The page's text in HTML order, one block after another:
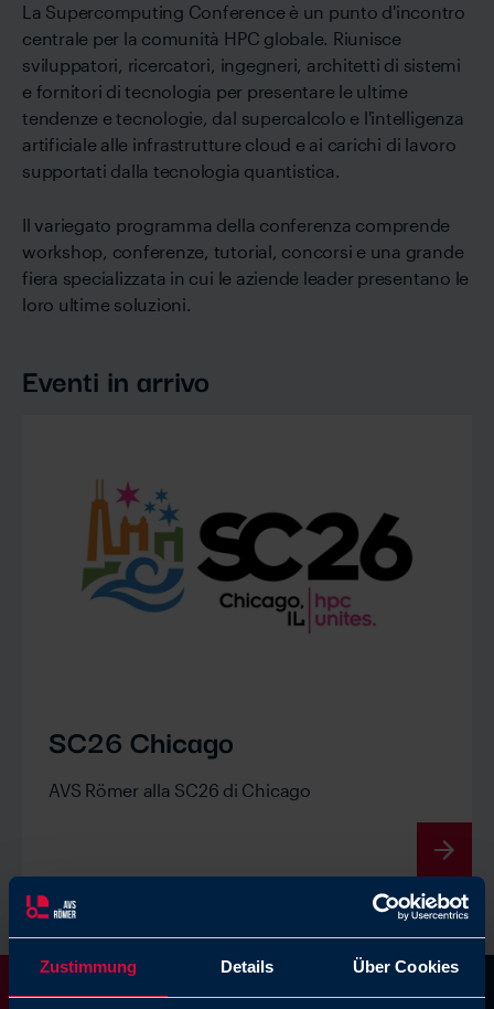
Zustimmung Details Über Cookies
La Supercomputing Conference è un punto d'incontro
centrale per la comunità HPC globale. Riunisce
sviluppatori, ricercatori, ingegneri, architetti di sistemi
e fornitori di tecnologia per presentare le ultime
tendenze e tecnologie, dal supercalcolo e l'intelligenza
artificiale alle infrastrutture cloud e ai carichi di lavoro
supportati dalla tecnologia quantistica.
Il variegato programma della conferenza comprende
workshop, conferenze, tutorial, concorsi e una grande
fiera specializzata in cui le aziende leader presentano le
loro ultime soluzioni.
Eventi in arrivo
SC26 Chicago
AVS Römer alla SC26 di Chicago